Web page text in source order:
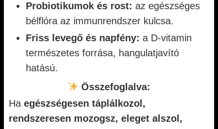
Probiotikumok és rost: az egészséges
bélflóra az immunrendszer kulcsa.
Friss levegő és napfény: a D-vitamin
természetes forrása, hangulatjavító
hatású.
Összefoglalva:
Ha egészségesen táplálkozol,
rendszeresen mozogsz, eleget alszol,